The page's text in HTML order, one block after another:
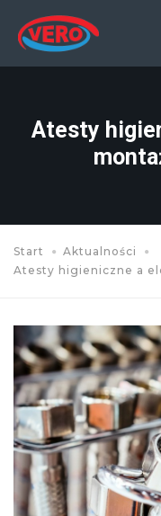
Atesty
Start
Aktualności
Atesty higieniczne a